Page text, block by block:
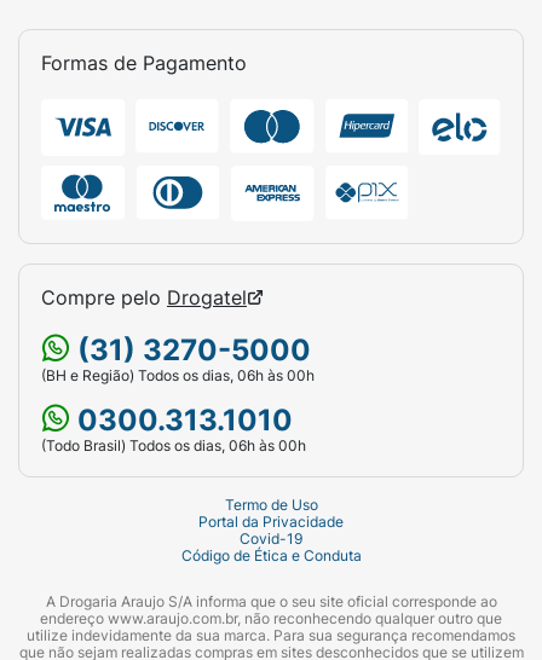
Formas de Pagamento
Compre pelo Drogatel
(31) 3270-5000
(BH e Região) Todos os dias, 06h às 00h
0300.313.1010
(Todo Brasil) Todos os dias, 06h às 00h
Termo de Uso
Portal da Privacidade
Covid-19
Código de Ética e Conduta
A Drogaria Araujo S/A informa que o seu site oficial corresponde ao
endereço www.araujo.com.br, não reconhecendo qualquer outro que
utilize indevidamente da sua marca. Para sua segurança recomendamos
que não sejam realizadas compras em sites desconhecidos que se utilizem